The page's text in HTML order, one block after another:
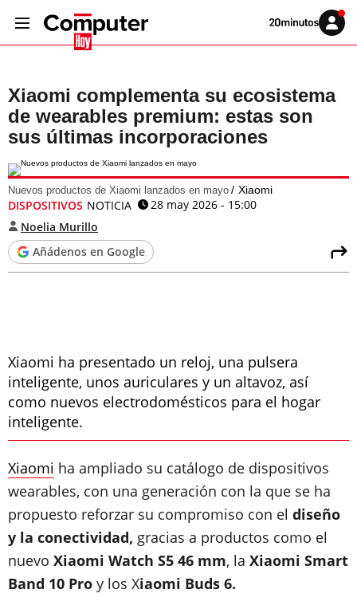
Volver
Iniciar
sesión
Xiaomi complementa su ecosistema
de wearables premium: estas son
sus últimas incorporaciones
Nuevos productos de Xiaomi lanzados en mayo Xiaomi
DISPOSITIVOS NOTICIA
28 may 2026 - 15:00
Noelia Murillo
Añádenos en Google
Xiaomi ha presentado un reloj, una pulsera
inteligente, unos auriculares y un altavoz, así
como nuevos electrodomésticos para el hogar
inteligente.
Xiaomi ha ampliado su catálogo de dispositivos
wearables, con una generación con la que se ha
propuesto reforzar su compromiso con el diseño
y la conectividad, gracias a productos como el
nuevo Xiaomi Watch S5 46 mm, la Xiaomi Smart
Band 10 Pro y los Xiaomi Buds 6.